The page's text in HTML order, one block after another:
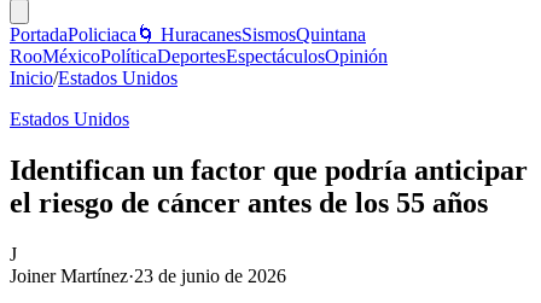
PortadaPoliciaca 🌀 HuracanesSismosQuintana
RooMéxicoPolíticaDeportesEspectáculosOpinión
Inicio/Estados Unidos
Estados Unidos
Identifican un factor que podría anticipar
el riesgo de cáncer antes de los 55 años
J
Joiner Martínez·23 de junio de 2026